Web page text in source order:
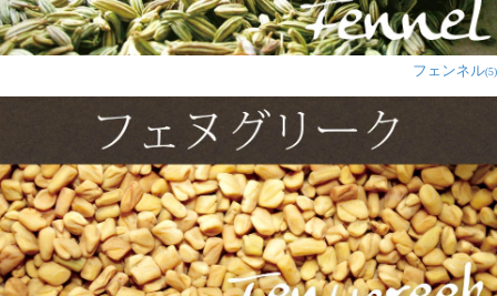
ブンジャビマサラ味に続いてこ
ちらもトースターで焼いてみま
した。そしてどうしても何枚焼
いても少し焦がしてしまいま
す。こちらはガーリック味です
がそんなにニンニクの風味が強くなく、クセがないので
食べやすかったです。
フェンネル(5)